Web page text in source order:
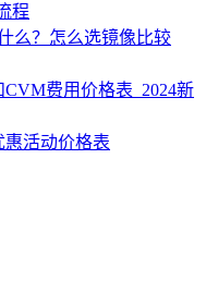
程
么？怎么选镜像比较
费用价格表_2024新
惠活动价格表